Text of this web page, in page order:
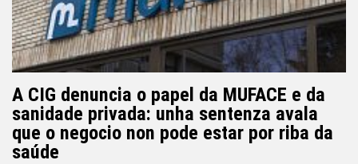
A CIG denuncia o papel da MUFACE e da
sanidade privada: unha sentenza avala
que o negocio non pode estar por riba da
saúde